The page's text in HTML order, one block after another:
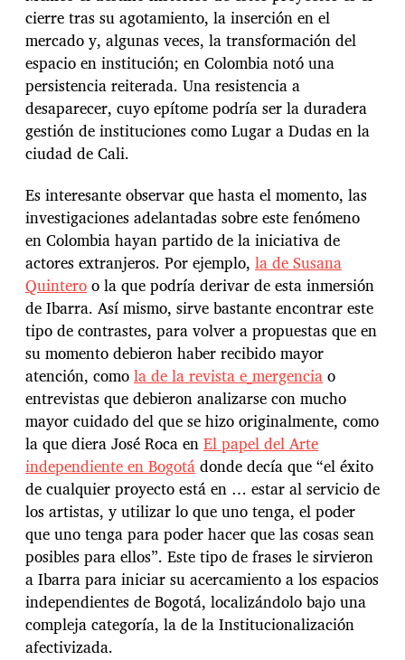
cierre tras su agotamiento, la inserción en el
mercado y, algunas veces, la transformación del
espacio en institución; en Colombia notó una
persistencia reiterada. Una resistencia a
desaparecer, cuyo epítome podría ser la duradera
gestión de instituciones como Lugar a Dudas en la
ciudad de Cali.
Es interesante observar que hasta el momento, las
investigaciones adelantadas sobre este fenómeno
en Colombia hayan partido de la iniciativa de
actores extranjeros. Por ejemplo, la de Susana
Quinteroo la que podría derivar de esta inmersión
de Ibarra. Así mismo, sirve bastante encontrar este
tipo de contrastes, para volver a propuestas que en
su momento debieron haber recibido mayor
atención, comola de la revista e_mergenciao
entrevistas que debieron analizarse con mucho
mayor cuidado del que se hizo originalmente, como
la que diera José Roca enEl papel del Arte
independiente en Bogotádonde decía que “el éxito
de cualquier proyecto está en … estar al servicio de
los artistas, y utilizar lo que uno tenga, el poder
que uno tenga para poder hacer que las cosas sean
posibles para ellos”. Este tipo de frases le sirvieron
a Ibarra para iniciar su acercamiento a los espacios
independientes de Bogotá, localizándolo bajo una
compleja categoría, la de la Institucionalización
afectivizada.